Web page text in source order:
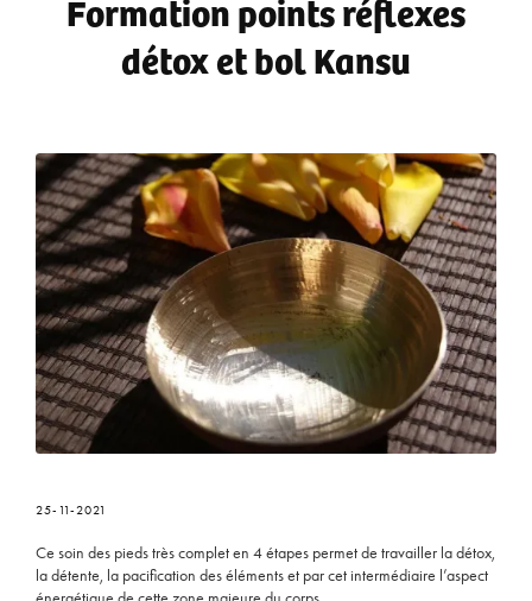
Formation points réflexes
détox et bol Kansu
25-11-2021
Ce soin des pieds très complet en 4 étapes permet de travailler la détox,
la détente, la pacification des éléments et par cet intermédiaire l’aspect